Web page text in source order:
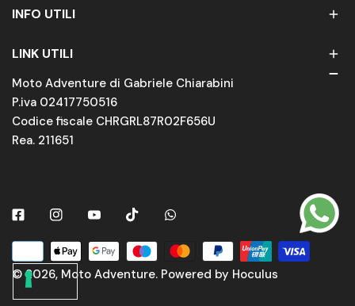
INFO UTILI
LINK UTILI
Moto Adventure di Gabriele Chiarabini
P.iva 02417750516
Codice fiscale CHRGRL87R02F656U
Rea. 211651
FacebookInstagramYoutubeTiktok
© 2026, Moto Adventure. Powered by Hoculus
di
pagamento